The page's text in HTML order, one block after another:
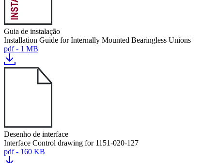
Guia de instalação
Installation Guide for Internally Mounted Bearingless Unions
pdf - 1 MB
Desenho de interface
Interface Control drawing for 1151-020-127
pdf - 160 KB